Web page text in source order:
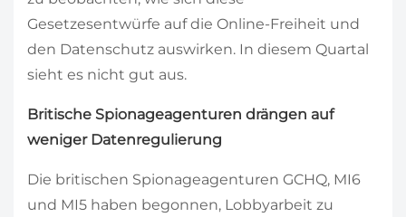
Gesetzesentwürfe auf die Online-Freiheit und
den Datenschutz auswirken. In diesem Quartal
sieht es nicht gut aus.
Britische Spionageagenturen drängen auf
weniger Datenregulierung
Die britischen Spionageagenturen GCHQ, MI6
und MI5 haben begonnen, Lobbyarbeit zu